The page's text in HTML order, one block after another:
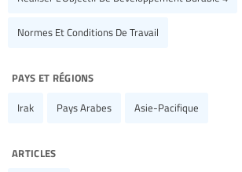
Normes Et Conditions De Travail
pays et régions
Irak Pays Arabes Asie-Pacifique
articles